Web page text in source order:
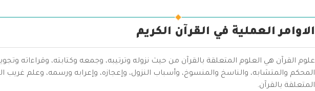
الاوامر العملية في القرآن الكريم
علوم القرآن هي العلوم المتعلقة بالقرآن من حيث نزوله وترتيبه، وجمعه وكتابته، وقراءاته
المحكم والمتشابه، والناسخ والمنسوخ، وأسباب النزول، وإعجازه، وإعرابه ورسمه، وعلم غريب
المتعلقة بالقرآن.